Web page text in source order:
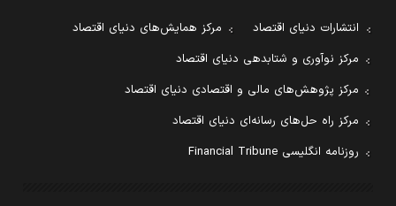
انتشارات دنیای اقتصاد
مرکز همایش‌های دنیای اقتصاد
مرکز نوآوری و شتابدهی دنیای اقتصاد
مرکز پژوهش‌های مالی و اقتصادی دنیای اقتصاد
مرکز راه حل‌های رسانه‌ای دنیای اقتصاد
روزنامه انگلیسی Financial Tribune